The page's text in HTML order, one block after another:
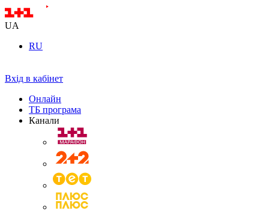
UA
RU
Вхід в кабінет
Онлайн
ТБ програма
Канали